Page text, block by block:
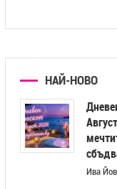
НАЙ-НОВО
Ива